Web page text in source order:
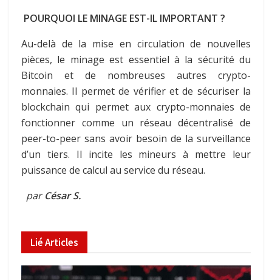
POURQUOI LE MINAGE EST-IL IMPORTANT ?
Au-delà de la mise en circulation de nouvelles
pièces, le minage est essentiel à la sécurité du
Bitcoin et de nombreuses autres crypto-
monnaies. Il permet de vérifier et de sécuriser la
blockchain qui permet aux crypto-monnaies de
fonctionner comme un réseau décentralisé de
peer-to-peer sans avoir besoin de la surveillance
d’un tiers. Il incite les mineurs à mettre leur
puissance de calcul au service du réseau.
parCésar S.
LiéArticles